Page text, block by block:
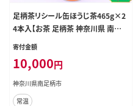
足柄茶リシール缶ほうじ茶465g×2
4本入【お茶 足柄茶 神奈川県 南足
柄市】
寄付金額
10,000円
神奈川県南足柄市
常温